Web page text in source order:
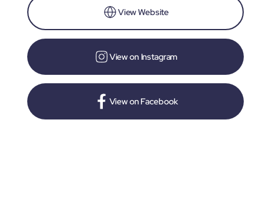
View Website
View on Instagram
View on Facebook